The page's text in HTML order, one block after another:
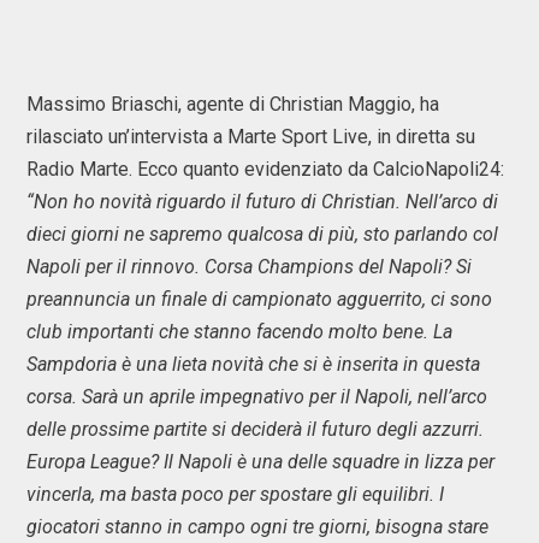
Massimo Briaschi, agente di Christian Maggio, ha
rilasciato un’intervista a Marte Sport Live, in diretta su
Radio Marte. Ecco quanto evidenziato da CalcioNapoli24:
“Non ho novità riguardo il futuro di Christian. Nell’arco di
dieci giorni ne sapremo qualcosa di più, sto parlando col
Napoli per il rinnovo. Corsa Champions del Napoli? Si
preannuncia un finale di campionato agguerrito, ci sono
club importanti che stanno facendo molto bene. La
Sampdoria è una lieta novità che si è inserita in questa
corsa. Sarà un aprile impegnativo per il Napoli, nell’arco
delle prossime partite si deciderà il futuro degli azzurri.
Europa League? Il Napoli è una delle squadre in lizza per
vincerla, ma basta poco per spostare gli equilibri. I
giocatori stanno in campo ogni tre giorni, bisogna stare